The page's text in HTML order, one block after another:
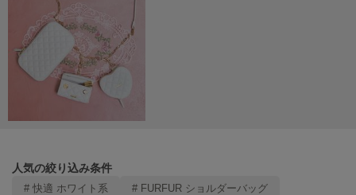
VEJA
ヴェジャ
人気の絞り込み条件
# 快適 ホワイト系 # FURFUR ショルダーバッグ